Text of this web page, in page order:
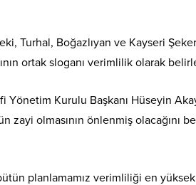
Turhal, Boğazlıyan ve Kayseri
ortak sloganı verimlilik olarak
Yönetim Kurulu Başkanı Hüseyin
zayi olmasının önlenmiş olacağını
planlamamız verimliliği en